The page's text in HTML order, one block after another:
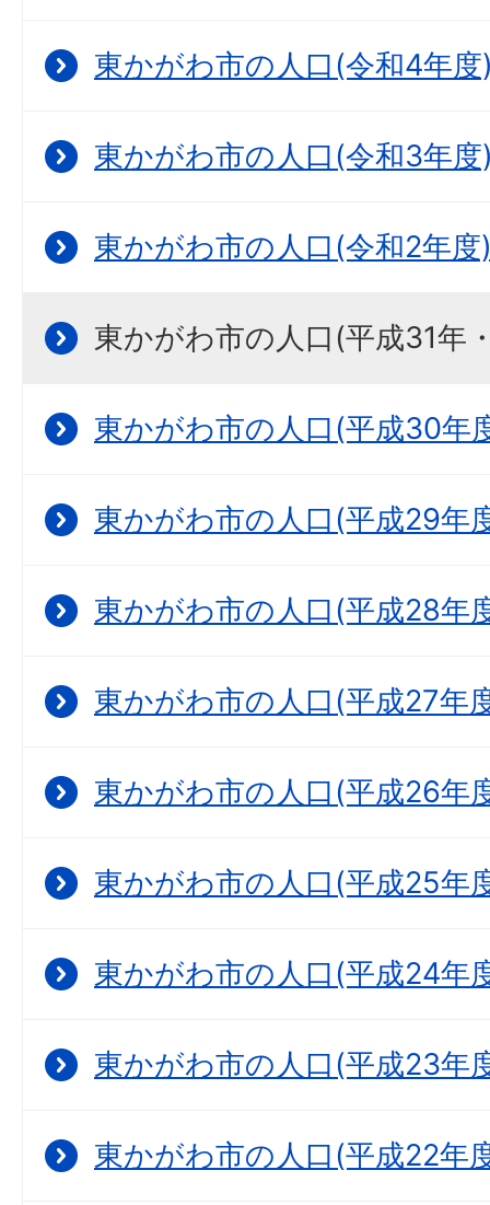
東かがわ市の人口(令和4年度
東かがわ市の人口(令和3年度
東かがわ市の人口(令和2年度
東かがわ市の人口(平成31年
東かがわ市の人口(平成30年
東かがわ市の人口(平成29年
東かがわ市の人口(平成28年
東かがわ市の人口(平成27年
東かがわ市の人口(平成26年
東かがわ市の人口(平成25年
東かがわ市の人口(平成24年
東かがわ市の人口(平成23年
東かがわ市の人口(平成22年